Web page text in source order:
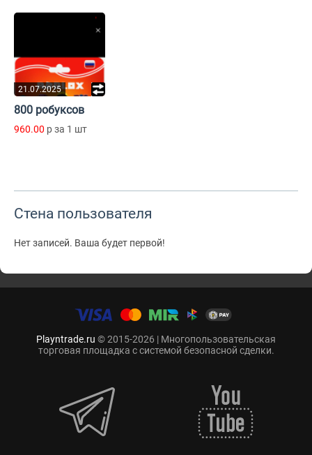
21.07.2025
800 робуксов
960.00 p за 1 шт
Стена пользователя
Нет записей. Ваша будет первой!
Playntrade.ru © 2015-2026 | Многопользовательская
торговая площадка с системой безопасной сделки.